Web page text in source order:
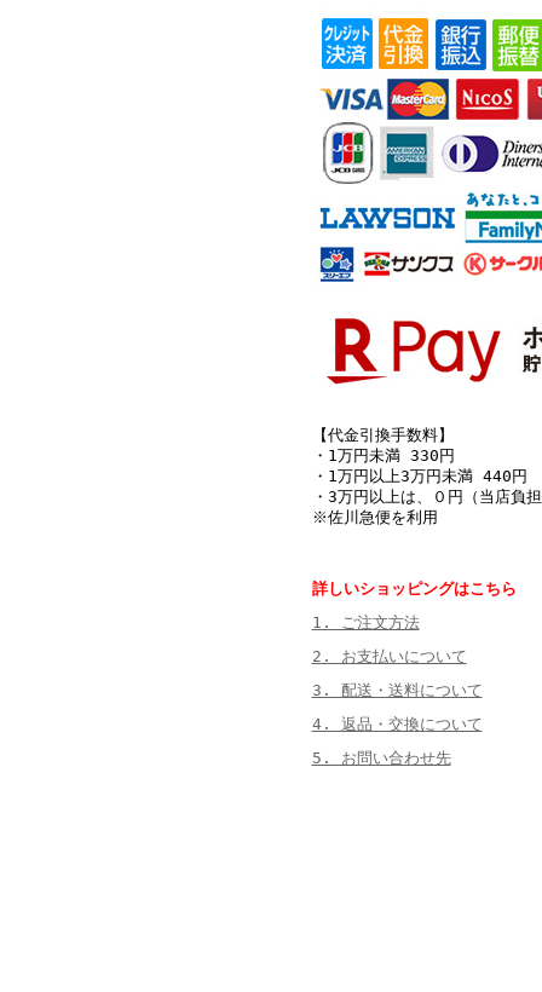
【代金引換手数料】
・1万円未満 330円
・1万円以上3万円未満 440円
・3万円以上は、０円（当店負
※佐川急便を利用
詳しいショッピングはこちら
1. ご注文方法
2. お支払いについて
3. 配送・送料について
4. 返品・交換について
5. お問い合わせ先